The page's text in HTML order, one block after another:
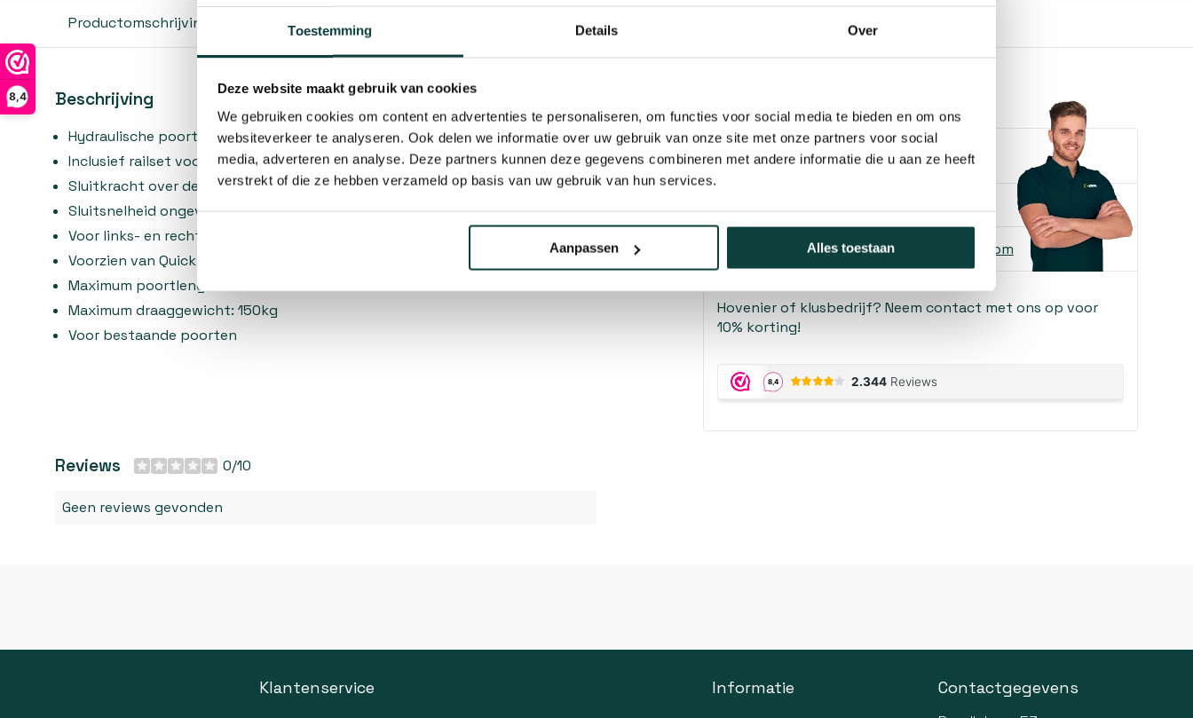
Toestemming Details Over
Deze website maakt gebruik van cookies
We gebruiken cookies om content en advertenties te personaliseren, om functies voor social media te bieden en om ons
websiteverkeer te analyseren. Ook delen we informatie over uw gebruik van onze site met onze partners voor social
media, adverteren en analyse. Deze partners kunnen deze gegevens combineren met andere informatie die u aan ze heeft
verstrekt of die ze hebben verzameld op basis van uw gebruik van hun services.
Aanpassen Alles toestaan
8,4
Productomschrijving Reviews
Beschrijving
Hydraulische poortsluiter met regelbare snelheid en eindslag
Inclusief railset voor 90° en 180° situaties
Sluitkracht over de volledige 180° openingshoek
Sluitsnelheid ongevoelig aan temperatuurschommelingen
Voor links- en rechtsdraaiende poorten
Voorzien van Quick-Fix
Maximum poortlengte: 1500mm
Maximum draaggewicht: 150kg
Voor bestaande poorten
Reviews 0/10
Geen reviews gevonden
Kunnen we je helpen?
Mail ons info@heebra.com
Hovenier of klusbedrijf? Neem contact met ons op voor
10% korting!
Klantenservice Informatie Contactgegevens